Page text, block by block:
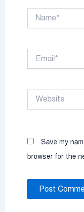
Name*
Website
Save my
browser for the